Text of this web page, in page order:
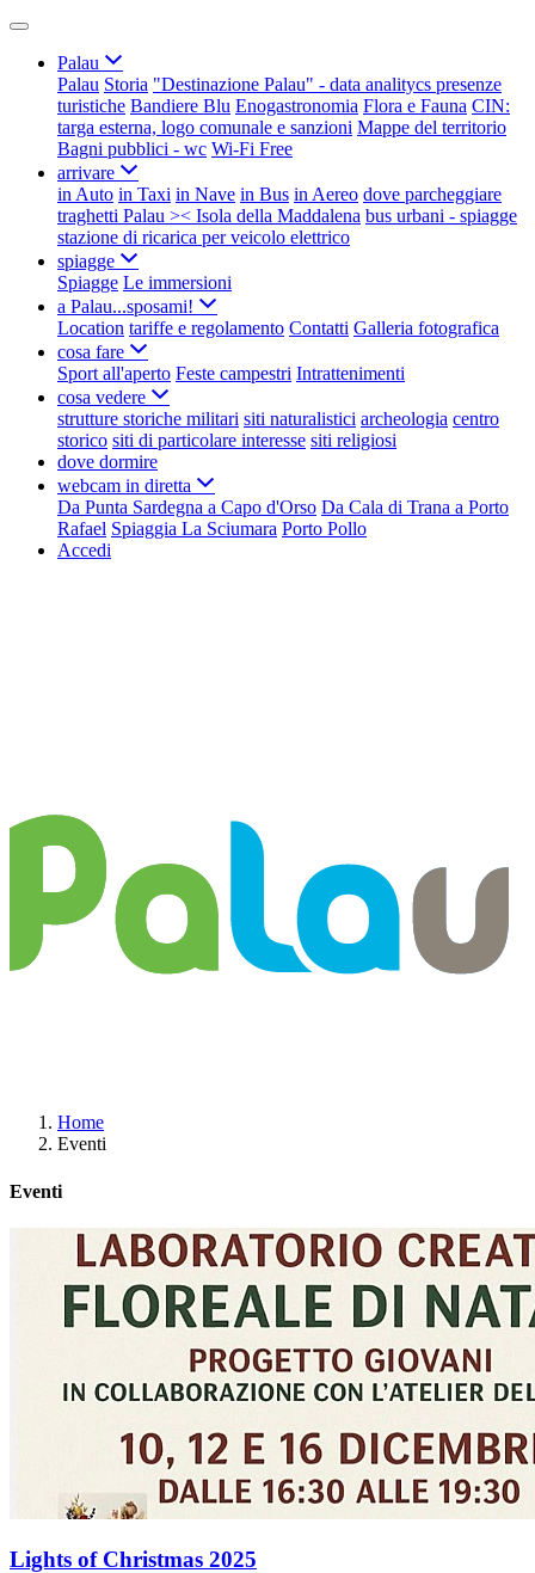
Palau
Palau Storia "Destinazione Palau" - data analitycs presenze
turistiche Bandiere Blu Enogastronomia Flora e Fauna CIN:
targa esterna, logo comunale e sanzioni Mappe del territorio
Bagni pubblici - wc Wi-Fi Free
arrivare
in Auto in Taxi in Nave in Bus in Aereo dove parcheggiare
traghetti Palau >< Isola della Maddalena bus urbani - spiagge
stazione di ricarica per veicolo elettrico
spiagge
Spiagge Le immersioni
a Palau...sposami!
Location tariffe e regolamento Contatti Galleria fotografica
cosa fare
Sport all'aperto Feste campestri Intrattenimenti
cosa vedere
strutture storiche militari siti naturalistici archeologia centro
storico siti di particolare interesse siti religiosi
dove dormire
webcam in diretta
Da Punta Sardegna a Capo d'Orso Da Cala di Trana a Porto
Rafael Spiaggia La Sciumara Porto Pollo
Accedi
Home
Eventi
Eventi
Lights of Christmas 2025